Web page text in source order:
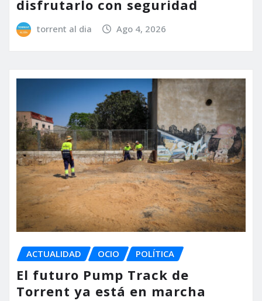
disfrutarlo con seguridad
torrent al dia Ago 4, 2026
ACTUALIDAD OCIO POLÍTICA
El futuro Pump Track de
Torrent ya está en marcha